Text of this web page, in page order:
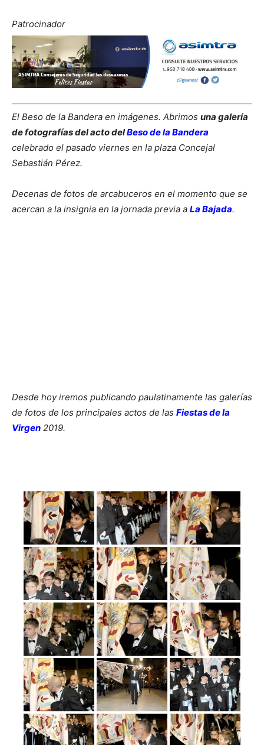
Patrocinador
El Beso de la Bandera en imágenes. Abrimos una galería
de fotografías del acto delBeso de la Bandera
celebrado el pasado viernes en la plaza Concejal
Sebastián Pérez.
Decenas de fotos de arcabuceros en el momento que se
acercan a la insignia en la jornada previa a La Bajada.
Desde hoy iremos publicando paulatinamente las galerías
de fotos de los principales actos de las Fiestas de la
Virgen 2019.